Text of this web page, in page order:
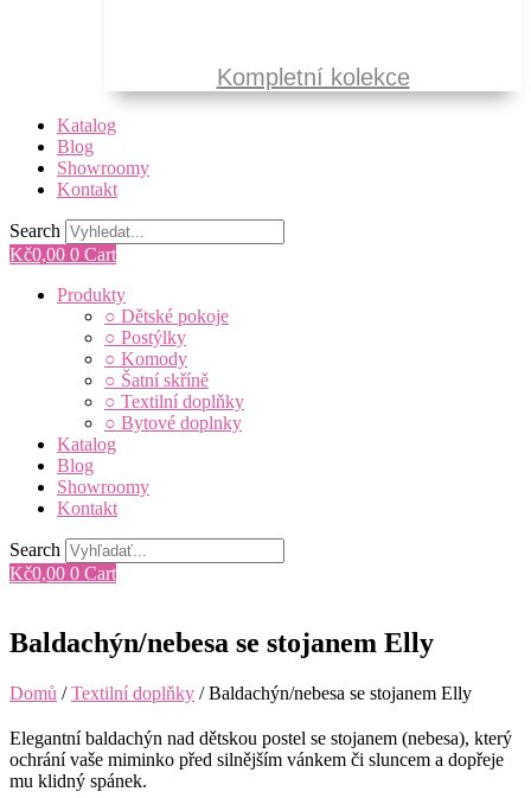
Kompletní kolekce
Katalog
Blog
Showroomy
Kontakt
Search
Kč0,00 0 Cart
Main
Produkty
○ Dětské pokoje
○ Postýlky
○ Komody
○ Šatní skříně
○ Textilní doplňky
○ Bytové doplnky
Katalog
Blog
Showroomy
Kontakt
Search
Kč0,00 0 Cart
Baldachýn/nebesa se stojanem Elly
Domů /Textilní doplňky / Baldachýn/nebesa se stojanem Elly
Elegantní baldachýn nad dětskou postel se stojanem (nebesa), který
ochrání vaše miminko před silnějším vánkem či sluncem a dopřeje
mu klidný spánek.